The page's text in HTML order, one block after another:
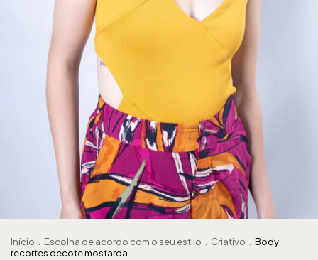
Início Escolha de acordo com o seu estilo Criativo
Body
recortes decote mostarda